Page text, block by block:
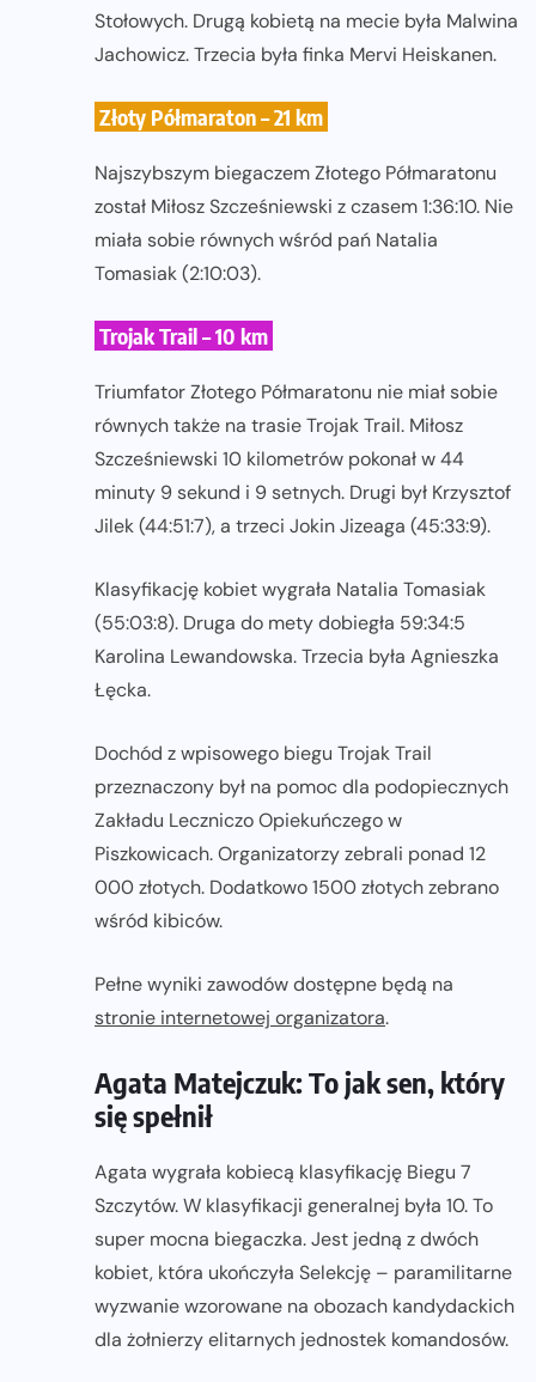
Stołowych. Drugą kobietą na mecie była Malwina
Jachowicz. Trzecia była finka Mervi Heiskanen.
Złoty Półmaraton – 21 km
Najszybszym biegaczem Złotego Półmaratonu
został Miłosz Szcześniewski z czasem 1:36:10. Nie
miała sobie równych wśród pań Natalia
Tomasiak (2:10:03).
Trojak Trail – 10 km
Triumfator Złotego Półmaratonu nie miał sobie
równych także na trasie Trojak Trail. Miłosz
Szcześniewski 10 kilometrów pokonał w 44
minuty 9 sekund i 9 setnych. Drugi był Krzysztof
Jilek (44:51:7), a trzeci Jokin Jizeaga (45:33:9).
Klasyfikację kobiet wygrała Natalia Tomasiak
(55:03:8). Druga do mety dobiegła 59:34:5
Karolina Lewandowska. Trzecia była Agnieszka
Łęcka.
Dochód z wpisowego biegu Trojak Trail
przeznaczony był na pomoc dla podopiecznych
Zakładu Leczniczo Opiekuńczego w
Piszkowicach. Organizatorzy zebrali ponad 12
000 złotych. Dodatkowo 1500 złotych zebrano
wśród kibiców.
Pełne wyniki zawodów dostępne będą na
stronie internetowej organizatora.
Agata Matejczuk: To jak sen, który
się spełnił
Agata wygrała kobiecą klasyfikację Biegu 7
Szczytów. W klasyfikacji generalnej była 10. To
super mocna biegaczka. Jest jedną z dwóch
kobiet, która ukończyła Selekcję – paramilitarne
wyzwanie wzorowane na obozach kandydackich
dla żołnierzy elitarnych jednostek komandosów.